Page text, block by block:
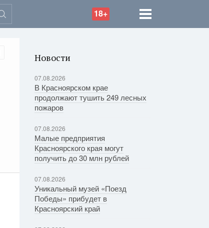
18+
Новости
07.08.2026
В Красноярском крае
продолжают тушить 249 лесных
пожаров
07.08.2026
Малые предприятия
Красноярского края могут
получить до 30 млн рублей
07.08.2026
Уникальный музей «Поезд
Победы» прибудет в
Красноярский край